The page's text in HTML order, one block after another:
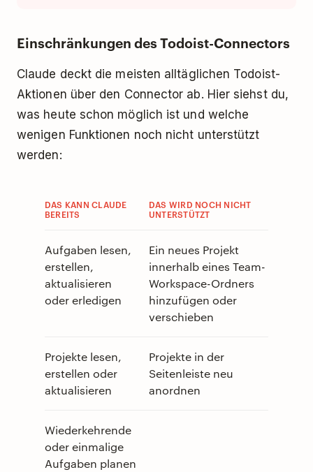
Einschränkungen des Todoist-Connectors
Claude deckt die meisten alltäglichen Todoist-
Aktionen über den Connector ab. Hier siehst du,
was heute schon möglich ist und welche
wenigen Funktionen noch nicht unterstützt
werden:
DAS KANN CLAUDE
BEREITS
DAS WIRD NOCH NICHT
UNTERSTÜTZT
Aufgaben lesen,
erstellen,
aktualisieren
oder erledigen
Ein neues Projekt
innerhalb eines Team-
Workspace-Ordners
hinzufügen oder
verschieben
Projekte lesen,
erstellen oder
aktualisieren
Projekte in der
Seitenleiste neu
anordnen
Wiederkehrende
oder einmalige
Aufgaben planen